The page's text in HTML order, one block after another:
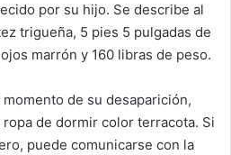
por su hijo. Se describe al
trigueña, 5 pies 5 pulgadas de
marrón y 160 libras de peso.
de su desaparición,
de dormir color terracota. Si
puede comunicarse con la